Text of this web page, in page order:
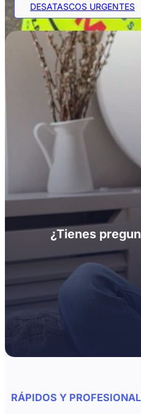
DESATASCOS URGENTES
¿Tienes
RÁPIDOS Y